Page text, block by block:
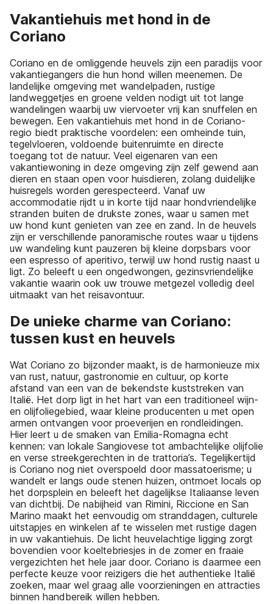
Vakantiehuis met hond in de
Coriano
Coriano en de omliggende heuvels zijn een paradijs voor
vakantiegangers die hun hond willen meenemen. De
landelijke omgeving met wandelpaden, rustige
landweggetjes en groene velden nodigt uit tot lange
wandelingen waarbij uw viervoeter vrij kan snuffelen en
bewegen. Een vakantiehuis met hond in de Coriano-
regio biedt praktische voordelen: een omheinde tuin,
tegelvloeren, voldoende buitenruimte en directe
toegang tot de natuur. Veel eigenaren van een
vakantiewoning in deze omgeving zijn zelf gewend aan
dieren en staan open voor huisdieren, zolang duidelijke
huisregels worden gerespecteerd. Vanaf uw
accommodatie rijdt u in korte tijd naar hondvriendelijke
stranden buiten de drukste zones, waar u samen met
uw hond kunt genieten van zee en zand. In de heuvels
zijn er verschillende panoramische routes waar u tijdens
uw wandeling kunt pauzeren bij kleine dorpsbars voor
een espresso of aperitivo, terwijl uw hond rustig naast u
ligt. Zo beleeft u een ongedwongen, gezinsvriendelijke
vakantie waarin ook uw trouwe metgezel volledig deel
uitmaakt van het reisavontuur.
De unieke charme van Coriano:
tussen kust en heuvels
Wat Coriano zo bijzonder maakt, is de harmonieuze mix
van rust, natuur, gastronomie en cultuur, op korte
afstand van een van de bekendste kuststreken van
Italië. Het dorp ligt in het hart van een traditioneel wijn-
en olijfoliegebied, waar kleine producenten u met open
armen ontvangen voor proeverijen en rondleidingen.
Hier leert u de smaken van Emilia-Romagna echt
kennen: van lokale Sangiovese tot ambachtelijke olijfolie
en verse streekgerechten in de trattoria’s. Tegelijkertijd
is Coriano nog niet overspoeld door massatoerisme; u
wandelt er langs oude stenen huizen, ontmoet locals op
het dorpsplein en beleeft het dagelijkse Italiaanse leven
van dichtbij. De nabijheid van Rimini, Riccione en San
Marino maakt het eenvoudig om stranddagen, culturele
uitstapjes en winkelen af te wisselen met rustige dagen
in uw vakantiehuis. De licht heuvelachtige ligging zorgt
bovendien voor koeltebriesjes in de zomer en fraaie
vergezichten het hele jaar door. Coriano is daarmee een
perfecte keuze voor reizigers die het authentieke Italië
zoeken, maar wel graag alle voorzieningen en attracties
binnen handbereik willen hebben.